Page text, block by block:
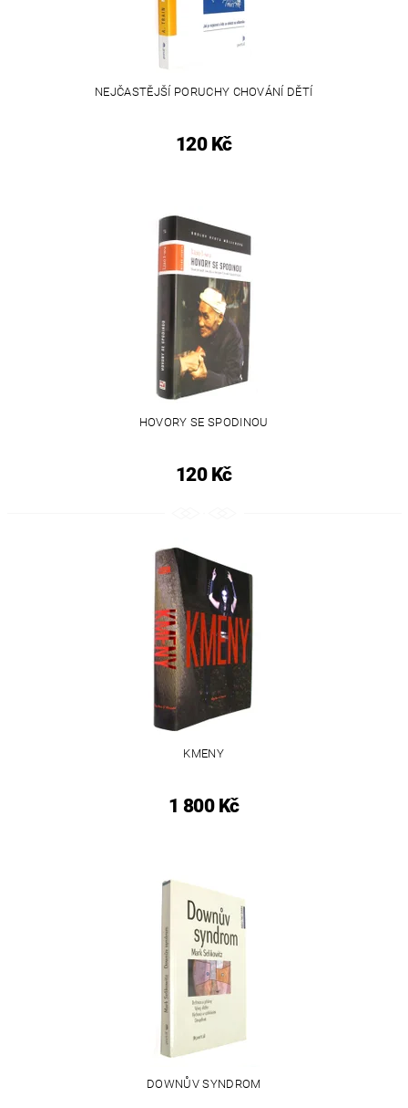
NEJČASTĚJŠÍ PORUCHY CHOVÁNÍ DĚTÍ
120 Kč
HOVORY SE SPODINOU
120 Kč
KMENY
1 800 Kč
DOWNŮV SYNDROM